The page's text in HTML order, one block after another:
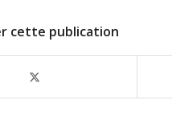
cette publication